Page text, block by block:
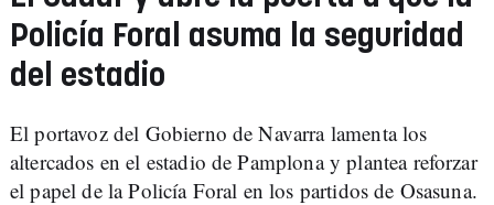
Policía Foral asuma la seguridad
del estadio
El portavoz del Gobierno de Navarra lamenta los
altercados en el estadio de Pamplona y plantea reforzar
el papel de la Policía Foral en los partidos de Osasuna.